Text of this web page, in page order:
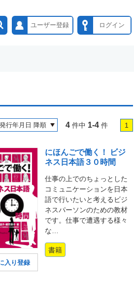
ユーザー登録 ログイン
4 件中 1-4 件 1
入り登録
にほんごで働く！ ビジ
ネス日本語３０時間
仕事の上でのちょっとした
コミュニケーションを日本
語で行いたいと考えるビジ
ネスパーソンのための教材
です。仕事で遭遇する様々
な…
書籍